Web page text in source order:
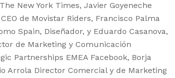
New York Times, Javier Goyeneche
de Movistar Riders, Francisco Palma
Spain, Diseñador, y Eduardo Casanova,
de Marketing y Comunicación
Partnerships EMEA Facebook, Borja
Arrola Director Comercial y de Marketing